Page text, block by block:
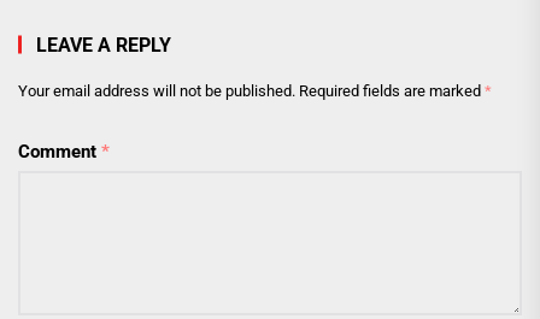
LEAVE A REPLY
Your email address will not be published. Required fields are marked *
Comment *